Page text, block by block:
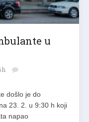
u
došlo je do
23. 2. u 9:30 h koji
napao